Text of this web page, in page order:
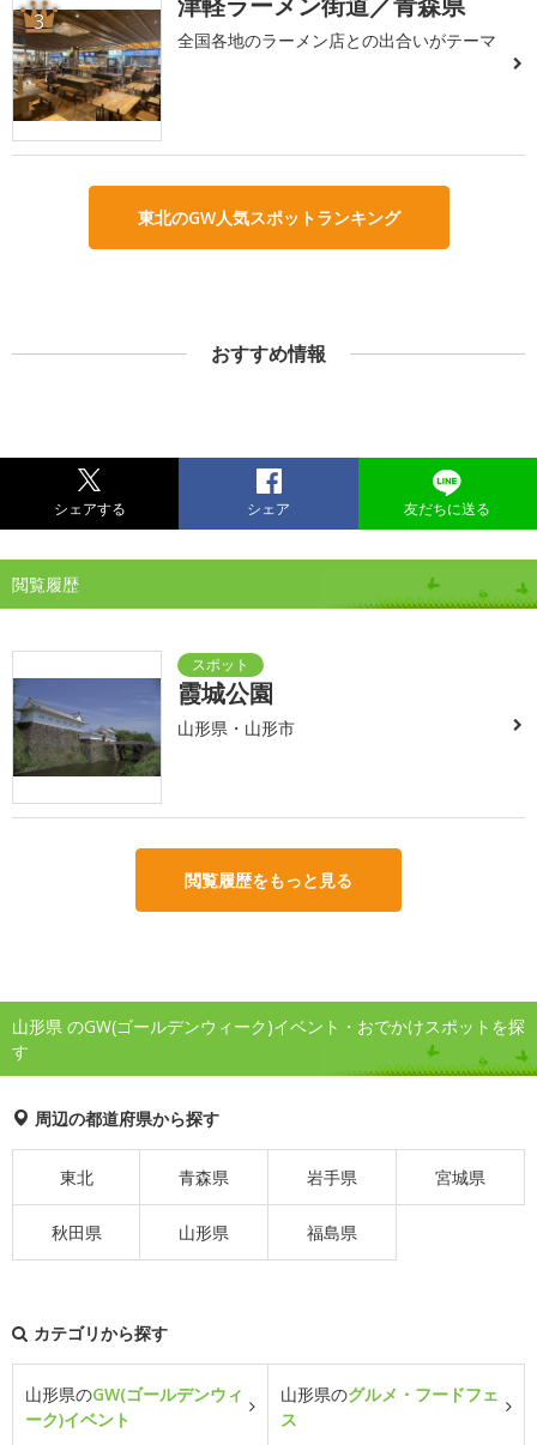
3
全国各地のラーメン店との出合いがテーマ
東北のGW人気スポットランキング
おすすめ情報
シェアする シェア 友だちに送る
閲覧履歴
霞城公園
山形県・山形市
閲覧履歴をもっと見る
山形県 のGW(ゴールデンウィーク)イベント・おでかけスポットを探
す
周辺の都道府県から探す
東北 青森県 岩手県 宮城県
秋田県 山形県 福島県
カテゴリから探す
山形県のGW(ゴールデンウィ
ーク)イベント
山形県のグルメ・フードフェ
ス